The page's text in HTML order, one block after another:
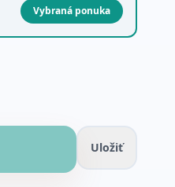
Vybraná ponuka
Uložiť